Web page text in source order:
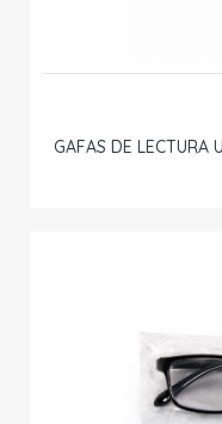
GAFAS DE LECTURA